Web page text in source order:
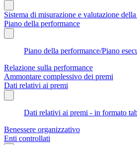
Sistema di misurazione e valutazione
Piano della performance
Piano della performance/Piano
Relazione sulla performance
Ammontare complessivo dei premi
Dati relativi ai premi
Dati relativi ai premi - in formato
Benessere organizzativo
Enti controllati